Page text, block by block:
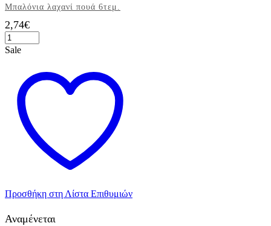
Μπαλόνια λαχανί πουά 6τεμ.
2,74€
Μπαλόνια
λαχανί
ποσότητα
Sale
Προσθήκη στη Λίστα Επιθυμιών
Αναμένεται